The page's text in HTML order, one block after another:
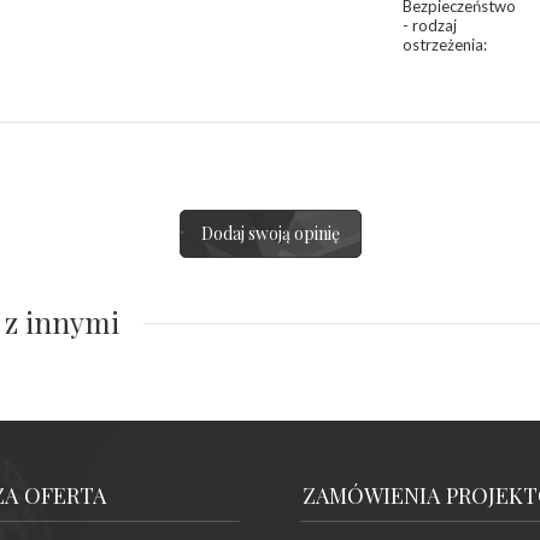
Bezpieczeństwo
- rodzaj
ostrzeżenia:
Dodaj swoją opinię
z innymi
OFERTA ZAMÓWIENIA